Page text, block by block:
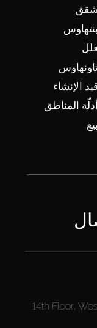
شقق
بنتهاوس
فلل
قيد الإنشاء
أدلّة المناطق
بيع
14th Floor,